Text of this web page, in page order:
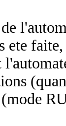
faite,